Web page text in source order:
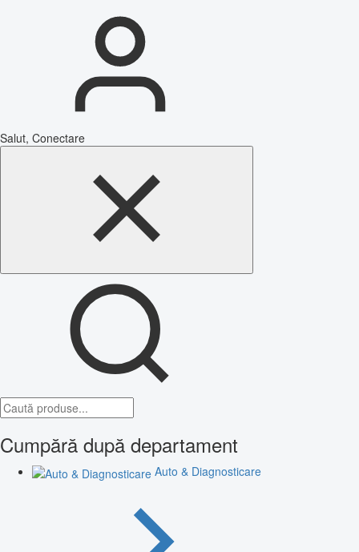
Salut, Conectare
Cumpără după departament
Auto & Diagnosticare